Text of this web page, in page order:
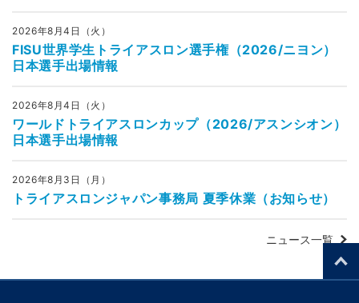
2026年8月4日（火）
FISU世界学生トライアスロン選手権（2026/ニヨン）
日本選手出場情報
2026年8月4日（火）
ワールドトライアスロンカップ（2026/アスンシオン）
日本選手出場情報
2026年8月3日（月）
トライアスロンジャパン事務局 夏季休業（お知らせ）
ニュース一覧